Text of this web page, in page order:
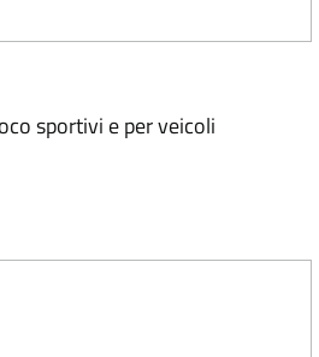
sportivi e per veicoli